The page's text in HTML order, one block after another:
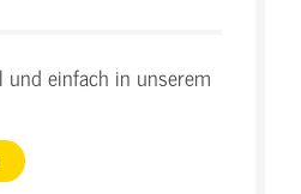
und einfach in unserem